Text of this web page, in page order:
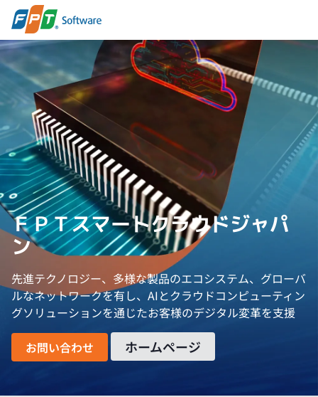
ＦＰＴスマートクラウドジャパ
ン
先進テクノロジー、多様な製品のエコシステム、グローバ
ルなネットワークを有し、 AIとクラウドコンピューティン
グソリューションを通じたお客様のデジタル変革を支援
お問い合わせ ホームページ